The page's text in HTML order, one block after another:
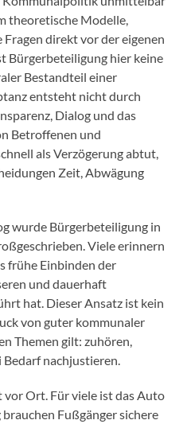
theoretische Modelle,
direkt vor der eigenen
Bürgerbeteiligung hier keine
Bestandteil einer
entsteht nicht durch
Dialog und das
Betroffenen und
als Verzögerung abtut,
Zeit, Abwägung
wurde Bürgerbeteiligung in
Viele erinnern
frühe Einbinden der
und dauerhaft
hat. Dieser Ansatz ist kein
von guter kommunaler
Themen gilt: zuhören,
nachjustieren.
vor Ort. Für viele ist das Auto
Fußgänger sichere